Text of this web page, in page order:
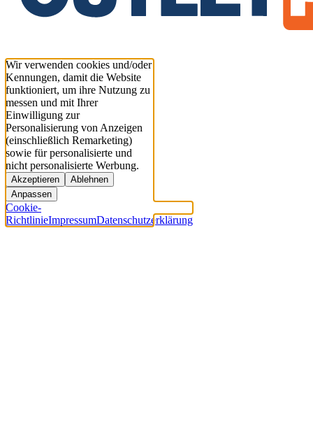
Wir verwenden cookies und/oder
Kennungen, damit die Website
funktioniert, um ihre Nutzung zu
messen und mit Ihrer
Einwilligung zur
Personalisierung von Anzeigen
(einschließlich Remarketing)
sowie für personalisierte und
nicht personalisierte Werbung.
Akzeptieren
Ablehnen
Anpassen
Cookie-
RichtlinieImpressumDatenschutzerklärung